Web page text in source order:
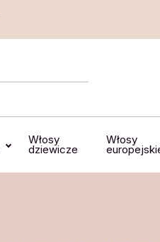
Włosy
dziewicze
Włosy